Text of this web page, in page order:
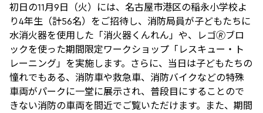
初日の11月9日（火）には、名古屋市港区の稲永小学校よ
り4年生（計56名）をご招待し、消防局員が子どもたちに
水消火器を使用した「消火器くんれん」や、レゴ🄬ブロ
ックを使った期間限定ワークショップ「レスキュー・ト
レーニング」を実施します。さらに、当日は子どもたちの
憧れでもある、消防車や救急車、消防バイクなどの特殊
車両がパークに一堂に展示され、普段目にすることので
きない消防の車両を間近でご覧いただけます。また、期間